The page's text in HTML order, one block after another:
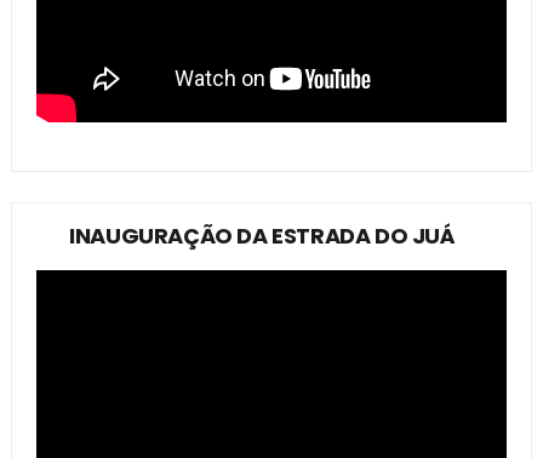
INAUGURAÇÃO DA ESTRADA DO JUÁ